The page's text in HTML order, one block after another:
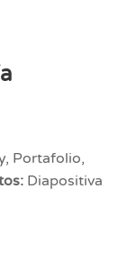
Portafolio,
Diapositiva